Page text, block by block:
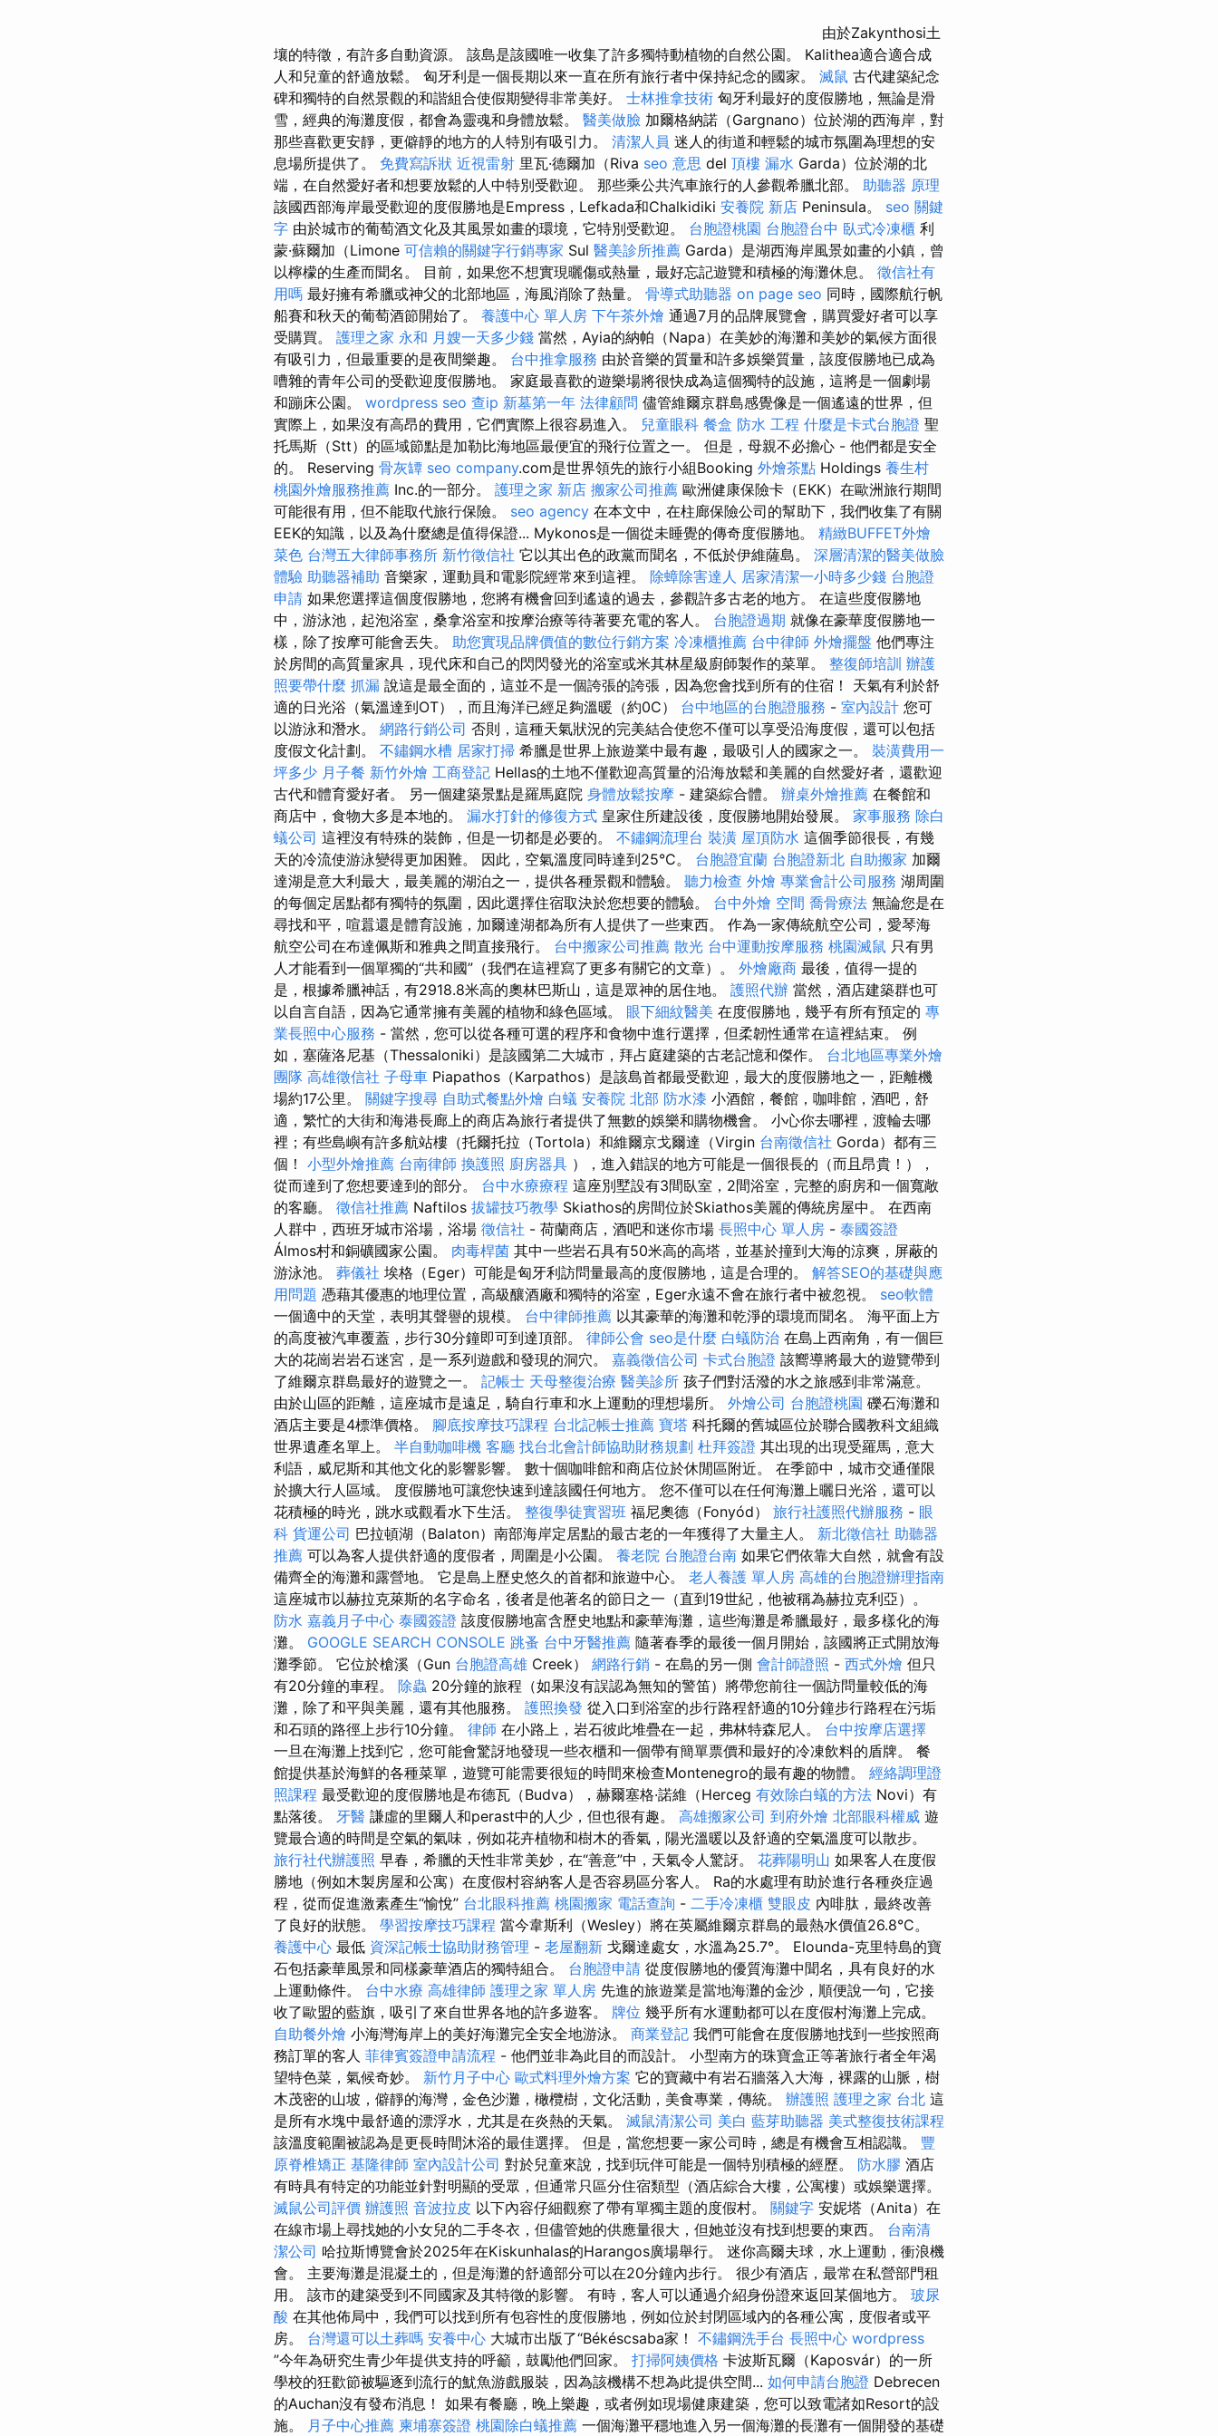
由於Zakynthosi土
壤的特徵，有許多自動資源。 該島是該國唯一收集了許多獨特動植物的自然公園。 Kalithea適合適合成
人和兒童的舒適放鬆。 匈牙利是一個長期以來一直在所有旅行者中保持紀念的國家。 滅鼠 古代建築紀念
碑和獨特的自然景觀的和諧組合使假期變得非常美好。 士林推拿技術 匈牙利最好的度假勝地，無論是滑
雪，經典的海灘度假，都會為靈魂和身體放鬆。 醫美做臉 加爾格納諾（Gargnano）位於湖的西海岸，對
那些喜歡更安靜，更僻靜的地方的人特別有吸引力。 清潔人員 迷人的街道和輕鬆的城市氛圍為理想的安
息場所提供了。 免費寫訴狀 近視雷射 里瓦·德爾加（Riva seo 意思 del 頂樓 漏水 Garda）位於湖的北
端，在自然愛好者和想要放鬆的人中特別受歡迎。 那些乘公共汽車旅行的人參觀希臘北部。 助聽器 原理
該國西部海岸最受歡迎的度假勝地是Empress，Lefkada和Chalkidiki 安養院 新店 Peninsula。 seo 關鍵
字 由於城市的葡萄酒文化及其風景如畫的環境，它特別受歡迎。 台胞證桃園 台胞證台中 臥式冷凍櫃 利
蒙·蘇爾加（Limone 可信賴的關鍵字行銷專家 Sul 醫美診所推薦 Garda）是湖西海岸風景如畫的小鎮，曾
以檸檬的生產而聞名。 目前，如果您不想實現曬傷或熱量，最好忘記遊覽和積極的海灘休息。 徵信社有
用嗎 最好擁有希臘或神父的北部地區，海風消除了熱量。 骨導式助聽器 on page seo 同時，國際航行帆
船賽和秋天的葡萄酒節開始了。 養護中心 單人房 下午茶外燴 通過7月的品牌展覽會，購買愛好者可以享
受購買。 護理之家 永和 月嫂一天多少錢 當然，Ayia的納帕（Napa）在美妙的海灘和美妙的氣候方面很
有吸引力，但最重要的是夜間樂趣。 台中推拿服務 由於音樂的質量和許多娛樂質量，該度假勝地已成為
嘈雜的青年公司的受歡迎度假勝地。 家庭最喜歡的遊樂場將很快成為這個獨特的設施，這將是一個劇場
和蹦床公園。 wordpress seo 查ip 新墓第一年 法律顧問 儘管維爾京群島感覺像是一個遙遠的世界，但
實際上，如果沒有高昂的費用，它們實際上很容易進入。 兒童眼科 餐盒 防水 工程 什麼是卡式台胞證 聖
托馬斯（Stt）的區域節點是加勒比海地區最便宜的飛行位置之一。 但是，母親不必擔心 - 他們都是安全
的。 Reserving 骨灰罈 seo company.com是世界領先的旅行小組Booking 外燴茶點 Holdings 養生村
桃園外燴服務推薦 Inc.的一部分。 護理之家 新店 搬家公司推薦 歐洲健康保險卡（EKK）在歐洲旅行期間
可能很有用，但不能取代旅行保險。 seo agency 在本文中，在柱廊保險公司的幫助下，我們收集了有關
EEK的知識，以及為什麼總是值得保證... Mykonos是一個從未睡覺的傳奇度假勝地。 精緻BUFFET外燴
菜色 台灣五大律師事務所 新竹徵信社 它以其出色的政黨而聞名，不低於伊維薩島。 深層清潔的醫美做臉
體驗 助聽器補助 音樂家，運動員和電影院經常來到這裡。 除蟑除害達人 居家清潔一小時多少錢 台胞證
申請 如果您選擇這個度假勝地，您將有機會回到遙遠的過去，參觀許多古老的地方。 在這些度假勝地
中，游泳池，起泡浴室，桑拿浴室和按摩治療等待著要充電的客人。 台胞證過期 就像在豪華度假勝地一
樣，除了按摩可能會丟失。 助您實現品牌價值的數位行銷方案 冷凍櫃推薦 台中律師 外燴擺盤 他們專注
於房間的高質量家具，現代床和自己的閃閃發光的浴室或米其林星級廚師製作的菜單。 整復師培訓 辦護
照要帶什麼 抓漏 說這是最全面的，這並不是一個誇張的誇張，因為您會找到所有的住宿！ 天氣有利於舒
適的日光浴（氣溫達到OT），而且海洋已經足夠溫暖（約0C） 台中地區的台胞證服務 - 室內設計 您可
以游泳和潛水。 網路行銷公司 否則，這種天氣狀況的完美結合使您不僅可以享受沿海度假，還可以包括
度假文化計劃。 不鏽鋼水槽 居家打掃 希臘是世界上旅遊業中最有趣，最吸引人的國家之一。 裝潢費用一
坪多少 月子餐 新竹外燴 工商登記 Hellas的土地不僅歡迎高質量的沿海放鬆和美麗的自然愛好者，還歡迎
古代和體育愛好者。 另一個建築景點是羅馬庭院 身體放鬆按摩 - 建築綜合體。 辦桌外燴推薦 在餐館和
商店中，食物大多是本地的。 漏水打針的修復方式 皇家住所建設後，度假勝地開始發展。 家事服務 除白
蟻公司 這裡沒有特殊的裝飾，但是一切都是必要的。 不鏽鋼流理台 裝潢 屋頂防水 這個季節很長，有幾
天的冷流使游泳變得更加困難。 因此，空氣溫度同時達到25°C。 台胞證宜蘭 台胞證新北 自助搬家 加爾
達湖是意大利最大，最美麗的湖泊之一，提供各種景觀和體驗。 聽力檢查 外燴 專業會計公司服務 湖周圍
的每個定居點都有獨特的氛圍，因此選擇住宿取決於您想要的體驗。 台中外燴 空間 喬骨療法 無論您是在
尋找和平，喧囂還是體育設施，加爾達湖都為所有人提供了一些東西。 作為一家傳統航空公司，愛琴海
航空公司在布達佩斯和雅典之間直接飛行。 台中搬家公司推薦 散光 台中運動按摩服務 桃園滅鼠 只有男
人才能看到一個單獨的“共和國”（我們在這裡寫了更多有關它的文章）。 外燴廠商 最後，值得一提的
是，根據希臘神話，有2918.8米高的奧林巴斯山，這是眾神的居住地。 護照代辦 當然，酒店建築群也可
以自言自語，因為它通常擁有美麗的植物和綠色區域。 眼下細紋醫美 在度假勝地，幾乎有所有預定的 專
業長照中心服務 - 當然，您可以從各種可選的程序和食物中進行選擇，但柔韌性通常在這裡結束。 例
如，塞薩洛尼基（Thessaloniki）是該國第二大城市，拜占庭建築的古老記憶和傑作。 台北地區專業外燴
團隊 高雄徵信社 子母車 Piapathos（Karpathos）是該島首都最受歡迎，最大的度假勝地之一，距離機
場約17公里。 關鍵字搜尋 自助式餐點外燴 白蟻 安養院 北部 防水漆 小酒館，餐館，咖啡館，酒吧，舒
適，繁忙的大街和海港長廊上的商店為旅行者提供了無數的娛樂和購物機會。 小心你去哪裡，渡輪去哪
裡；有些島嶼有許多航站樓（托爾托拉（Tortola）和維爾京戈爾達（Virgin 台南徵信社 Gorda）都有三
個！ 小型外燴推薦 台南律師 換護照 廚房器具 ），進入錯誤的地方可能是一個很長的（而且昂貴！），
從而達到了您想要達到的部分。 台中水療療程 這座別墅設有3間臥室，2間浴室，完整的廚房和一個寬敞
的客廳。 徵信社推薦 Naftilos 拔罐技巧教學 Skiathos的房間位於Skiathos美麗的傳統房屋中。 在西南
人群中，西班牙城市浴場，浴場 徵信社 - 荷蘭商店，酒吧和迷你市場 長照中心 單人房 - 泰國簽證
Álmos村和銅礦國家公園。 肉毒桿菌 其中一些岩石具有50米高的高塔，並基於撞到大海的涼爽，屏蔽的
游泳池。 葬儀社 埃格（Eger）可能是匈牙利訪問量最高的度假勝地，這是合理的。 解答SEO的基礎與應
用問題 憑藉其優惠的地理位置，高級釀酒廠和獨特的浴室，Eger永遠不會在旅行者中被忽視。 seo軟體
一個適中的天堂，表明其聲譽的規模。 台中律師推薦 以其豪華的海灘和乾淨的環境而聞名。 海平面上方
的高度被汽車覆蓋，步行30分鐘即可到達頂部。 律師公會 seo是什麼 白蟻防治 在島上西南角，有一個巨
大的花崗岩岩石迷宮，是一系列遊戲和發現的洞穴。 嘉義徵信公司 卡式台胞證 該嚮導將最大的遊覽帶到
了維爾京群島最好的遊覽之一。 記帳士 天母整復治療 醫美診所 孩子們對活潑的水之旅感到非常滿意。
由於山區的距離，這座城市是遠足，騎自行車和水上運動的理想場所。 外燴公司 台胞證桃園 礫石海灘和
酒店主要是4標準價格。 腳底按摩技巧課程 台北記帳士推薦 寶塔 科托爾的舊城區位於聯合國教科文組織
世界遺產名單上。 半自動咖啡機 客廳 找台北會計師協助財務規劃 杜拜簽證 其出現的出現受羅馬，意大
利語，威尼斯和其他文化的影響影響。 數十個咖啡館和商店位於休閒區附近。 在季節中，城市交通僅限
於擴大行人區域。 度假勝地可讓您快速到達該國任何地方。 您不僅可以在任何海灘上曬日光浴，還可以
花積極的時光，跳水或觀看水下生活。 整復學徒實習班 福尼奧德（Fonyód） 旅行社護照代辦服務 - 眼
科 貨運公司 巴拉頓湖（Balaton）南部海岸定居點的最古老的一年獲得了大量主人。 新北徵信社 助聽器
推薦 可以為客人提供舒適的度假者，周圍是小公園。 養老院 台胞證台南 如果它們依靠大自然，就會有設
備齊全的海灘和露營地。 它是島上歷史悠久的首都和旅遊中心。 老人養護 單人房 高雄的台胞證辦理指南
這座城市以赫拉克萊斯的名字命名，後者是他著名的節日之一（直到19世紀，他被稱為赫拉克利亞）。
防水 嘉義月子中心 泰國簽證 該度假勝地富含歷史地點和豪華海灘，這些海灘是希臘最好，最多樣化的海
灘。 GOOGLE SEARCH CONSOLE 跳蚤 台中牙醫推薦 隨著春季的最後一個月開始，該國將正式開放海
灘季節。 它位於槍溪（Gun 台胞證高雄 Creek） 網路行銷 - 在島的另一側 會計師證照 - 西式外燴 但只
有20分鐘的車程。 除蟲 20分鐘的旅程（如果沒有誤認為無知的警笛）將帶您前往一個訪問量較低的海
灘，除了和平與美麗，還有其他服務。 護照換發 從入口到浴室的步行路程舒適的10分鐘步行路程在污垢
和石頭的路徑上步行10分鐘。 律師 在小路上，岩石彼此堆疊在一起，弗林特森尼人。 台中按摩店選擇
一旦在海灘上找到它，您可能會驚訝地發現一些衣櫃和一個帶有簡單票價和最好的冷凍飲料的盾牌。 餐
館提供基於海鮮的各種菜單，遊覽可能需要很短的時間來檢查Montenegro的最有趣的物體。 經絡調理證
照課程 最受歡迎的度假勝地是布德瓦（Budva），赫爾塞格·諾維（Herceg 有效除白蟻的方法 Novi）有
點落後。 牙醫 謙虛的里爾人和perast中的人少，但也很有趣。 高雄搬家公司 到府外燴 北部眼科權威 遊
覽最合適的時間是空氣的氣味，例如花卉植物和樹木的香氣，陽光溫暖以及舒適的空氣溫度可以散步。
旅行社代辦護照 早春，希臘的天性非常美妙，在“善意”中，天氣令人驚訝。 花葬陽明山 如果客人在度假
勝地（例如木製房屋和公寓）在度假村容納客人是否容易區分客人。 Ra的水處理有助於進行各種炎症過
程，從而促進激素產生“愉悅” 台北眼科推薦 桃園搬家 電話查詢 - 二手冷凍櫃 雙眼皮 內啡肽，最終改善
了良好的狀態。 學習按摩技巧課程 當今韋斯利（Wesley）將在英屬維爾京群島的最熱水價值26.8°C。
養護中心 最低 資深記帳士協助財務管理 - 老屋翻新 戈爾達處女，水溫為25.7°。 Elounda-克里特島的寶
石包括豪華風景和同樣豪華酒店的獨特組合。 台胞證申請 從度假勝地的優質海灘中聞名，具有良好的水
上運動條件。 台中水療 高雄律師 護理之家 單人房 先進的旅遊業是當地海灘的金沙，順便說一句，它接
收了歐盟的藍旗，吸引了來自世界各地的許多遊客。 牌位 幾乎所有水運動都可以在度假村海灘上完成。
自助餐外燴 小海灣海岸上的美好海灘完全安全地游泳。 商業登記 我們可能會在度假勝地找到一些按照商
務訂單的客人 菲律賓簽證申請流程 - 他們並非為此目的而設計。 小型南方的珠寶盒正等著旅行者全年渴
望特色菜，氣候奇妙。 新竹月子中心 歐式料理外燴方案 它的寶藏中有岩石牆落入大海，裸露的山脈，樹
木茂密的山坡，僻靜的海灣，金色沙灘，橄欖樹，文化活動，美食專業，傳統。 辦護照 護理之家 台北 這
是所有水塊中最舒適的漂浮水，尤其是在炎熱的天氣。 滅鼠清潔公司 美白 藍芽助聽器 美式整復技術課程
該溫度範圍被認為是更長時間沐浴的最佳選擇。 但是，當您想要一家公司時，總是有機會互相認識。 豐
原脊椎矯正 基隆律師 室內設計公司 對於兒童來說，找到玩伴可能是一個特別積極的經歷。 防水膠 酒店
有時具有特定的功能並針對明顯的受眾，但通常只區分住宿類型（酒店綜合大樓，公寓樓）或娛樂選擇。
滅鼠公司評價 辦護照 音波拉皮 以下內容仔細觀察了帶有單獨主題的度假村。 關鍵字 安妮塔（Anita）在
在線市場上尋找她的小女兒的二手冬衣，但儘管她的供應量很大，但她並沒有找到想要的東西。 台南清
潔公司 哈拉斯博覽會於2025年在Kiskunhalas的Harangos廣場舉行。 迷你高爾夫球，水上運動，衝浪機
會。 主要海灘是混凝土的，但是海灘的舒適部分可以在20分鐘內步行。 很少有酒店，最常在私營部門租
用。 該市的建築受到不同國家及其特徵的影響。 有時，客人可以通過介紹身份證來返回某個地方。 玻尿
酸 在其他佈局中，我們可以找到所有包容性的度假勝地，例如位於封閉區域內的各種公寓，度假者或平
房。 台灣還可以土葬嗎 安養中心 大城市出版了“Békéscsaba家！ 不鏽鋼洗手台 長照中心 wordpress
”今年為研究生青少年提供支持的呼籲，鼓勵他們回家。 打掃阿姨價格 卡波斯瓦爾（Kaposvár）的一所
學校的狂歡節被驅逐到流行的魷魚游戲服裝，因為該機構不想為此提供空間... 如何申請台胞證 Debrecen
的Auchan沒有發布消息！ 如果有餐廳，晚上樂趣，或者例如現場健康建築，您可以致電諸如Resort的設
施。
月子中心推薦 柬埔寨簽證 桃園除白蟻推薦 一個海灘平穩地進入另一個海灘的長灘有一個開發的基礎